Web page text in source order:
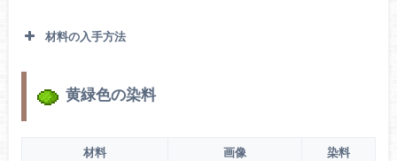
材料の入手方法
多くのバイオームで自然に生成されています。一
黄緑色の染料
材料 画像 染料